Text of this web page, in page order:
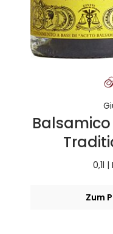
0,1l
Zum